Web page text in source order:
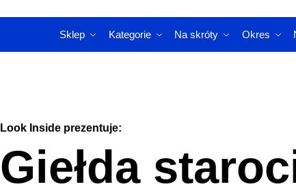
Sklep Kategorie Na skróty Okres
Look Inside prezentuje:
Giełda